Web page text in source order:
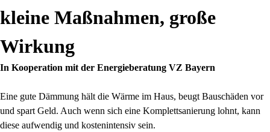
kleine Maßnahmen, große
Wirkung
In Kooperation mit der Energieberatung VZ Bayern
Eine gute Dämmung hält die Wärme im Haus, beugt Bauschäden vor
und spart Geld. Auch wenn sich eine Komplettsanierung lohnt, kann
diese aufwendig und kostenintensiv sein.